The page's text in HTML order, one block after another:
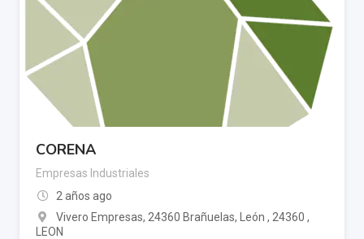
CORENA
Empresas Industriales
2 años ago
Vivero Empresas, 24360 Brañuelas, León , 24360 ,
LEON